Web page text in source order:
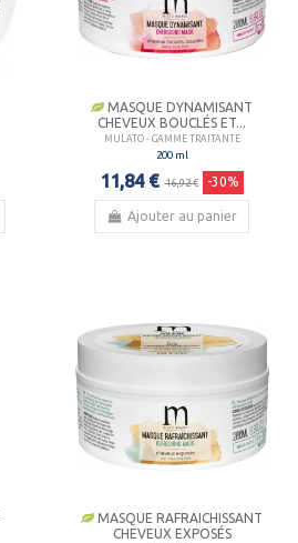
MASQUE DYNAMISANT
CHEVEUX BOUCLÉS ET...
MULATO - GAMME TRAITANTE
200 ml
11,84 € 16,92 € -30%
Ajouter au panier
MASQUE RAFRAICHISSANT
CHEVEUX EXPOSÉS